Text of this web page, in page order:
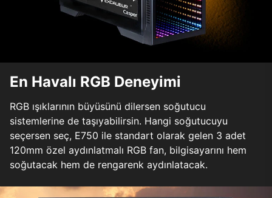
En Havalı RGB Deneyimi
RGB ışıklarının büyüsünü dilersen soğutucu
sistemlerine de taşıyabilirsin. Hangi soğutucuyu
seçersen seç, E750 ile standart olarak gelen 3 adet
120mm özel aydınlatmalı RGB fan, bilgisayarını hem
soğutacak hem de rengarenk aydınlatacak.